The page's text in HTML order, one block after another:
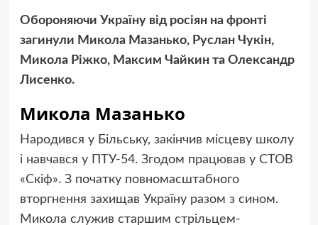
Обороняючи Україну від росіян на фронті
загинули Микола Мазанько, Руслан Чукін,
Микола Ріжко, Максим Чайкин та Олександр
Лисенко.
Микола Мазанько
Народився у Більську, закінчив місцеву школу
і навчався у ПТУ-54. Згодом працював у СТОВ
«Скіф». З початку повномасштабного
вторгнення захищав Україну разом з сином.
Микола служив старшим стрільцем-